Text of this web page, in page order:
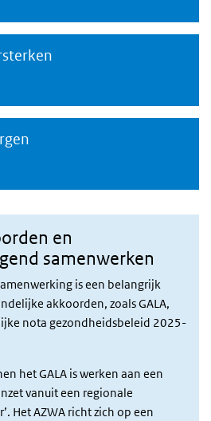
en
samenwerken
is een belangrijk
akkoorden, zoals GALA,
nota gezondheidsbeleid 2025-
het GALA is werken aan een
vanuit een regionale
Het AZWA richt zich op een